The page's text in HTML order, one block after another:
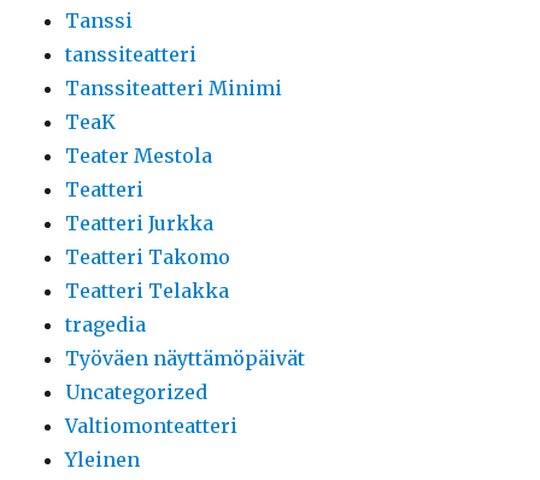
Tanssi
tanssiteatteri
Tanssiteatteri Minimi
TeaK
Teater Mestola
Teatteri
Teatteri Jurkka
Teatteri Takomo
Teatteri Telakka
tragedia
Työväen näyttämöpäivät
Uncategorized
Valtiomonteatteri
Yleinen